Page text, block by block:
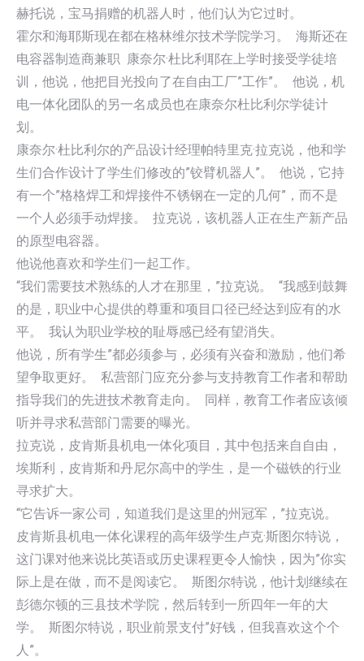
赫托说，宝马捐赠的机器人时，他们认为它过时。
霍尔和海耶斯现在都在格林维尔技术学院学习。 海斯还在
电容器制造商兼职 康奈尔·杜比利耶在上学时接受学徒培
训，他说，他把目光投向了在自由工厂”工作”。 他说，机
电一体化团队的另一名成员也在康奈尔杜比利尔学徒计
划。
康奈尔·杜比利尔的产品设计经理帕特里克·拉克说，他和学
生们合作设计了学生们修改的”铰臂机器人”。 他说，它持
有一个”格格焊工和焊接件不锈钢在一定的几何”，而不是
一个人必须手动焊接。 拉克说，该机器人正在生产新产品
的原型电容器。
他说他喜欢和学生们一起工作。
“我们需要技术熟练的人才在那里，”拉克说。 “我感到鼓舞
的是，职业中心提供的尊重和项目口径已经达到应有的水
平。 我认为职业学校的耻辱感已经有望消失。
他说，所有学生”都必须参与，必须有兴奋和激励，他们希
望争取更好。 私营部门应充分参与支持教育工作者和帮助
指导我们的先进技术教育走向。 同样，教育工作者应该倾
听并寻求私营部门需要的曝光。
拉克说，皮肯斯县机电一体化项目，其中包括来自自由，
埃斯利，皮肯斯和丹尼尔高中的学生，是一个磁铁的行业
寻求扩大。
“它告诉一家公司，知道我们是这里的州冠军，”拉克说。
皮肯斯县机电一体化课程的高年级学生卢克·斯图尔特说，
这门课对他来说比英语或历史课程更令人愉快，因为”你实
际上是在做，而不是阅读它。 斯图尔特说，他计划继续在
彭德尔顿的三县技术学院，然后转到一所四年一年的大
学。 斯图尔特说，职业前景支付”好钱，但我喜欢这个个
人”。